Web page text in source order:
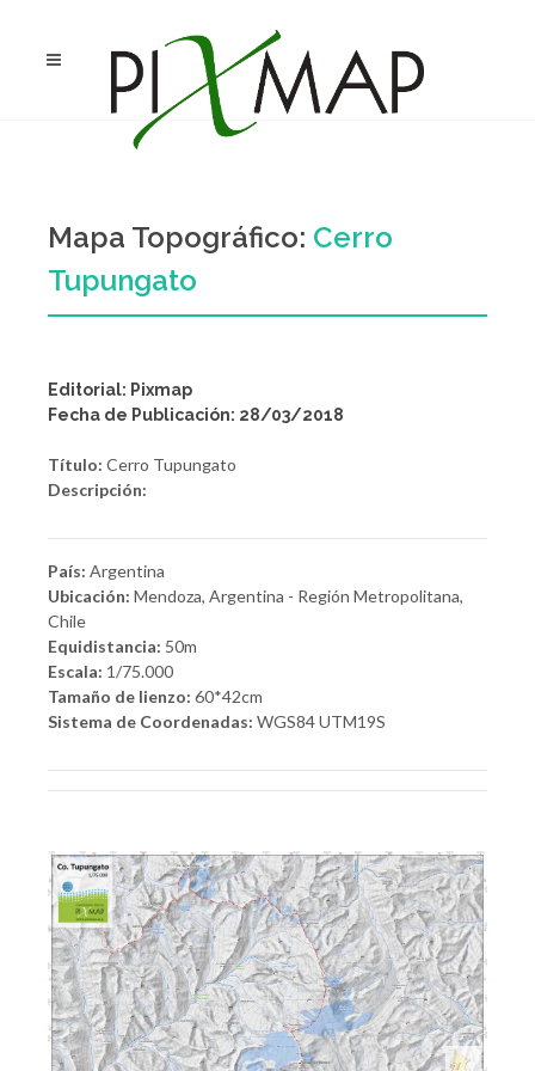
Mapa Topográfico: Cerro
Tupungato
Editorial: Pixmap
Fecha de Publicación: 28/03/2018
Título: Cerro Tupungato
Descripción:
País: Argentina
Ubicación: Mendoza, Argentina - Región Metropolitana,
Chile
Equidistancia: 50m
Escala: 1/75.000
Tamaño de lienzo: 60*42cm
Sistema de Coordenadas: WGS84 UTM19S